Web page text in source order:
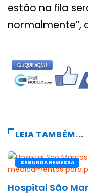
estão na fila
normalmente”,
LEIA TAMBÉM...
SEGUNDA REMESSA
Hospital São